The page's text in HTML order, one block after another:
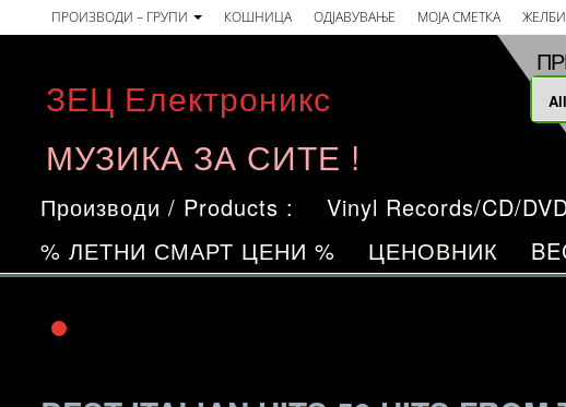
to
content
ПРОИЗВОДИ – ГРУПИ КОШНИЦА ОДЈАВУВАЊЕ МОЈА СМЕТКА ЖЕЛБИ
ЗЕЦ Електроникс
МУЗИКА ЗА СИТЕ !
Производи / Products : Vinyl Records/CD/
% ЛЕТНИ СМАРТ ЦЕНИ %
ЦЕНОВНИК